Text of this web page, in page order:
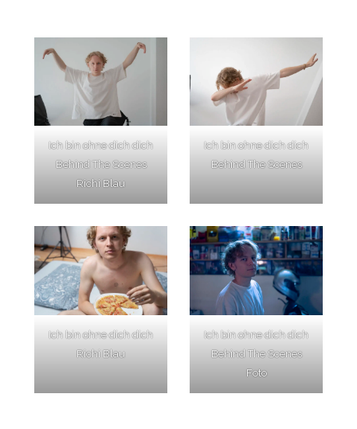
Ich bin ohne dich dich
Behind The Scenes
Richi Blau
Ich bin ohne dich dich
Behind The Scenes
Ich bin ohne dich dich
Richi Blau
Ich bin ohne dich dich
Behind The Scenes
Foto